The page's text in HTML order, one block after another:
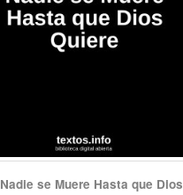
Nadie se Muere Hasta que Dios